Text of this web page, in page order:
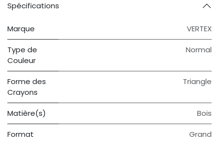
Spécifications
Marque VERTEX
Type de
Couleur
Normal
Forme des
Crayons
Triangle
Matière(s) Bois
Format Grand